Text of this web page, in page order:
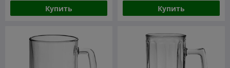
Купить Купить